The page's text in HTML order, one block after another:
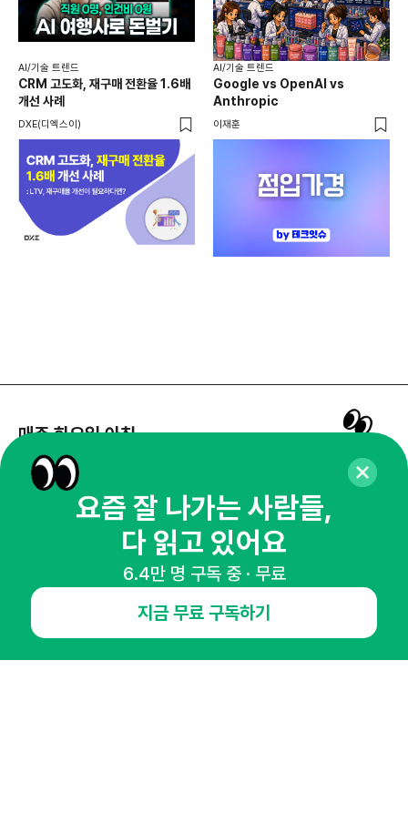
AI/기술 트렌드
CRM 고도화, 재구매 전환율 1.6배
개선 사례
DXE(디엑스이)
AI/기술 트렌드
Google vs OpenAI vs
Anthropic
이재훈
매주 화요일 아침,
마케팅 감각을 깨워 드릴게요!
65,043명의 마케터를 성장시키는 뉴스레터
뉴스레터 구독하기
오픈애즈란 공지사항 제휴문의
인사이터 신청
요즘 잘 나가는 사람들,
다 읽고 있어요
6.4만 명 구독 중 · 무료
지금 무료 구독하기